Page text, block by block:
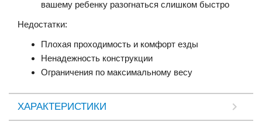
вашему ребенку разогнаться слишком быстро
Недостатки:
Плохая проходимость и комфорт езды
Ненадежность конструкции
Ограничения по максимальному весу
ХАРАКТЕРИСТИКИ